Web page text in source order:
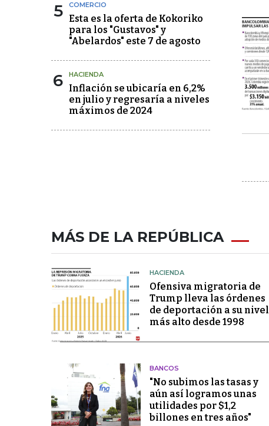
5 COMERCIO
Esta es la oferta de Kokoriko
para los "Gustavos" y
"Abelardos" este 7 de agosto
6 HACIENDA
Inflación se ubicaría en 6,2%
en julio y regresaría a niveles
máximos de 2024
MÁS DE LA REPÚBLICA
HACIENDA
Ofensiva migratoria de
Trump lleva las órdenes
de deportación a su nivel
más alto desde 1998
BANCOS
"No subimos las tasas y
aún así logramos unas
utilidades por $1,2
billones en tres años"